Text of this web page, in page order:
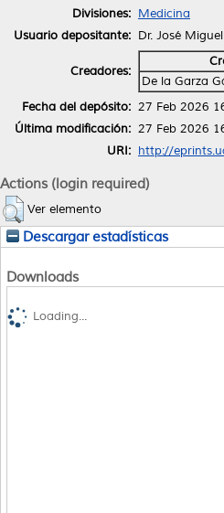
Divisiones: Medicina
Usuario depositante: Dr. José
Creadores:
De la Garza
Fecha del depósito: 27 Feb 2026
Última modificación: 27 Feb 2026
URI: http://
Actions (login required)
Ver elemento
Descargar estadísticas
Downloads
Loading...